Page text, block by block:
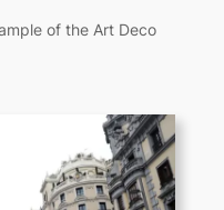
of the Art Deco